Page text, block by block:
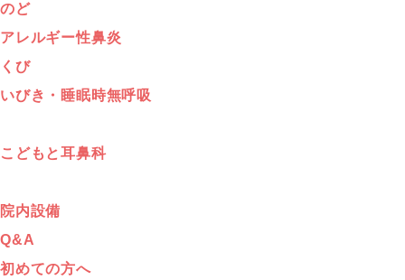
のど
アレルギー性鼻炎
くび
いびき・睡眠時無呼吸
こどもと耳鼻科
院内設備
Q&A
初めての方へ